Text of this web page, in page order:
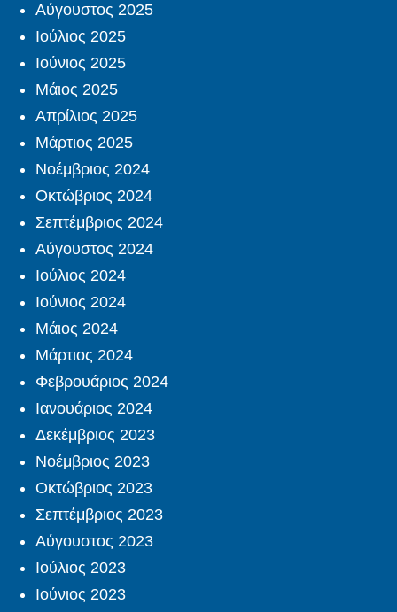
Αύγουστος 2025
Ιούλιος 2025
Ιούνιος 2025
Μάιος 2025
Απρίλιος 2025
Μάρτιος 2025
Νοέμβριος 2024
Οκτώβριος 2024
Σεπτέμβριος 2024
Αύγουστος 2024
Ιούλιος 2024
Ιούνιος 2024
Μάιος 2024
Μάρτιος 2024
Φεβρουάριος 2024
Ιανουάριος 2024
Δεκέμβριος 2023
Νοέμβριος 2023
Οκτώβριος 2023
Σεπτέμβριος 2023
Αύγουστος 2023
Ιούλιος 2023
Ιούνιος 2023